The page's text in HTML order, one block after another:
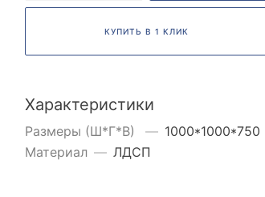
КУПИТЬ В 1 КЛИК
Характеристики
Размеры (Ш*Г*В) — 1000*1000*750
Материал — ЛДСП